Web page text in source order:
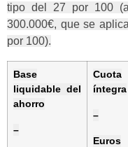
tipo del 27 por 100
300.000€, que se
por 100).
Base
liquidable del
ahorro
–
Cuota
íntegra
–
Euros